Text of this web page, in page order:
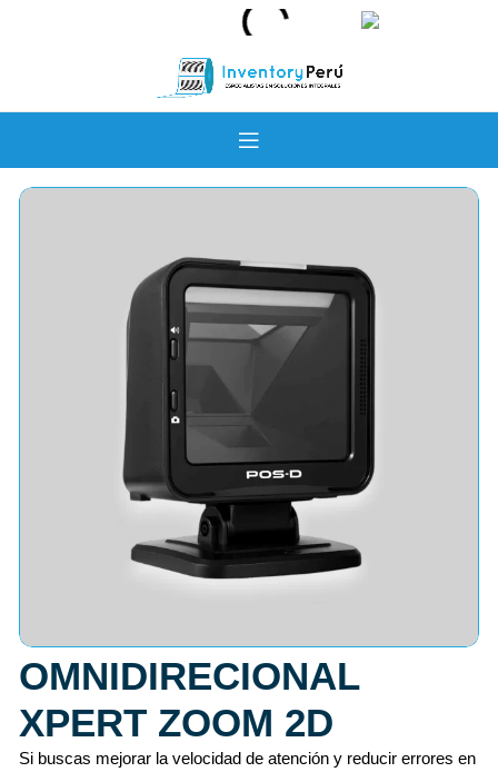
OMNIDIRECIONAL
XPERT ZOOM 2D
Si buscas mejorar la velocidad de atención y reducir errores en